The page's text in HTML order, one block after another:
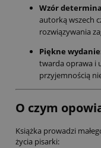
Wzór
autorką wszech
rozwiązywania
Piękne
twarda oprawa i
przyjemnością
O czym
Książka prowadzi
życia pisarki: